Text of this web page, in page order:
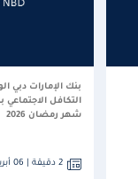
بنك الإمارات دبي
التكافل
شهر رمضان 2026
2 دقيقة | 06 أبريل 2026